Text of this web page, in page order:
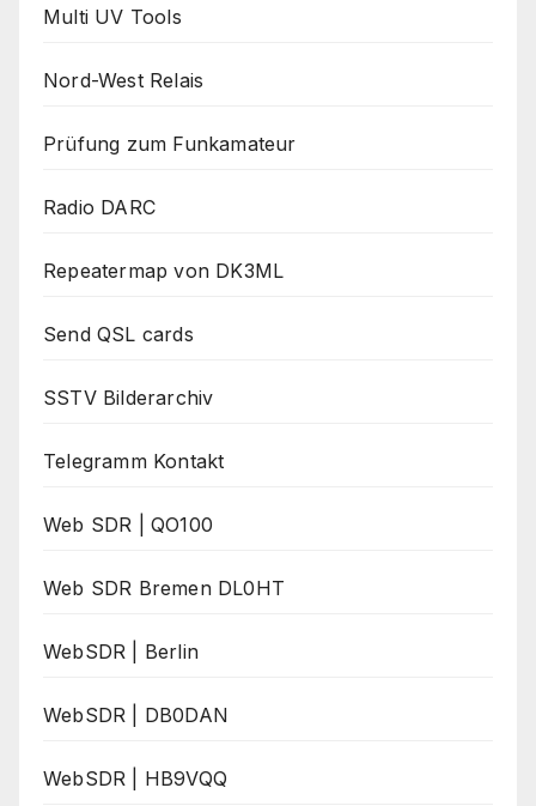
Multi UV Tools
Nord-West Relais
Prüfung zum Funkamateur
Radio DARC
Repeatermap von DK3ML
Send QSL cards
SSTV Bilderarchiv
Telegramm Kontakt
Web SDR | QO100
Web SDR Bremen DL0HT
WebSDR | Berlin
WebSDR | DB0DAN
WebSDR | HB9VQQ